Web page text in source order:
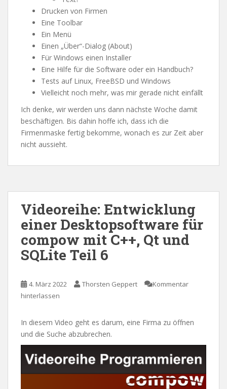
Drucken von Firmen
Eine Toolbar
Ein Menü
Einen „Über“-Dialog (About)
Für Windows einen Installer
Eine Hilfe für die Software oder ein Handbuch?
Tests auf Linux, FreeBSD und Windows
Vielleicht noch mehr, was mir gerade nicht einfällt
Ich denke, wir werden uns dann nächste Woche damit
beschäftigen. Bis dahin hoffe ich, dass ich die
Firmenmaske fertig bekomme, wonach es zur Zeit aber
nicht aussieht.
Videoreihe: Entwicklung
einer Desktopsoftware für
compow mit C++, Qt und
SQLite Teil 6
4. März 2022 Thorsten Geppert
Kommentar
hinterlassen
In diesem Video geht es darum, eine Firma zu öffnen
und die Suche abzubrechen.